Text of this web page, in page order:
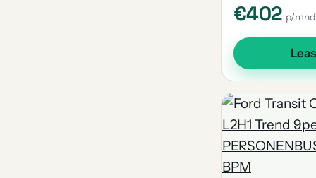
€402 p/mnd